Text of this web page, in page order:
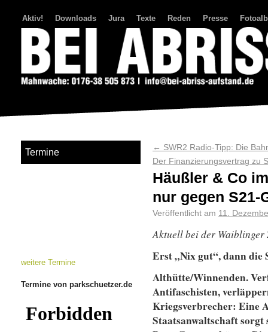
Aktiv! Downloads Jura Texte Reden Presse
← SWR2 Radio-Tipp: Die
Der Finanzierungsvertrag zu
Häußler & Co
nur gegen
Veröffentlicht am 11.
Aktuell bei der
Erst „Nix gut“, dann die
Althütte/Winnenden.
Antifaschisten,
Kriegsverbrecher: Eine
Staatsanwaltschaft
Termine
weitere Termine
Termine von parkschuetzer.de